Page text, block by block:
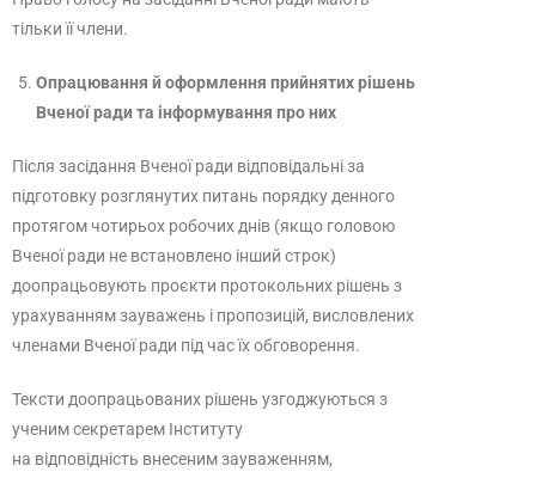
тільки її члени.
Опрацювання й оформлення прийнятих рішень
Вченої ради та інформування про них
Після засідання Вченої ради відповідальні за
підготовку розглянутих питань порядку денного
протягом чотирьох робочих днів (якщо головою
Вченої ради не встановлено інший строк)
доопрацьовують проєкти протокольних рішень з
урахуванням зауважень і пропозицій, висловлених
членами Вченої ради під час їх обговорення.
Тексти доопрацьованих рішень узгоджуються з
ученим секретарем Інституту
на відповідність внесеним зауваженням,